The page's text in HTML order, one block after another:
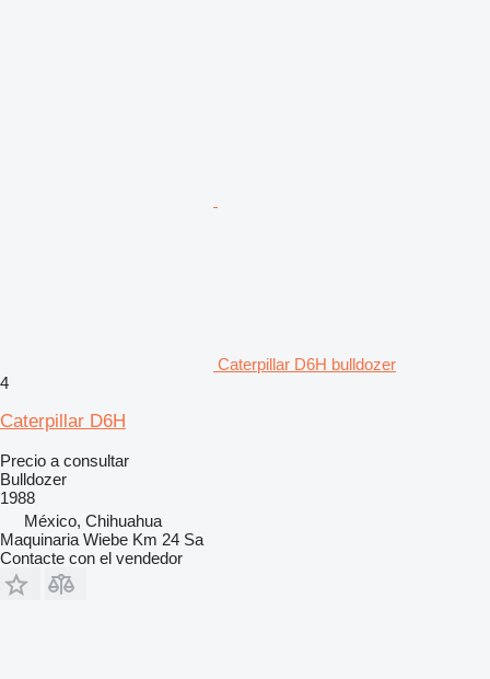
Caterpillar D6H bulldozer
4
Caterpillar D6H
Precio a consultar
Bulldozer
1988
México, Chihuahua
Maquinaria Wiebe Km 24 Sa
Contacte con el vendedor